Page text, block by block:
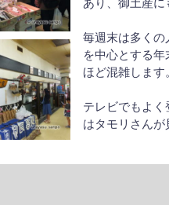
あり、御土産に
毎週末は多くの
を中心とする
ほど混雑します
テレビでもよ
はタモリさんが